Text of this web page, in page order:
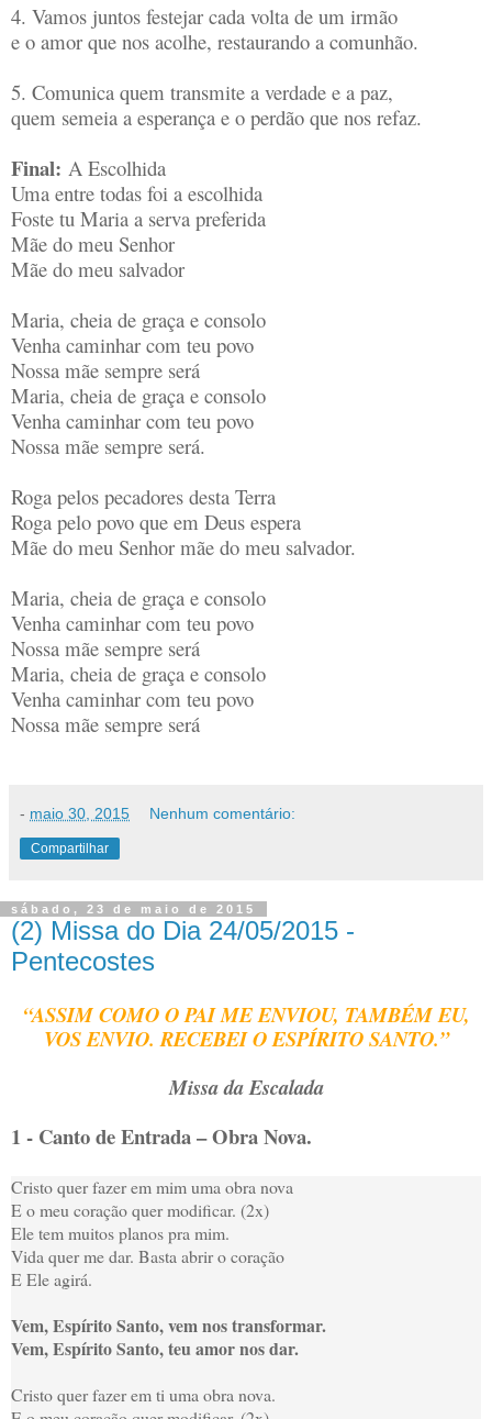
4. Vamos juntos festejar cada volta de um irmão
e o amor que nos acolhe, restaurando a comunhão.
5. Comunica quem transmite a verdade e a paz,
quem semeia a esperança e o perdão que nos refaz.
Final: A Escolhida
Uma entre todas foi a escolhida
Foste tu Maria a serva preferida
Mãe do meu Senhor
Mãe do meu salvador
Maria, cheia de graça e consolo
Venha caminhar com teu povo
Nossa mãe sempre será
Maria, cheia de graça e consolo
Venha caminhar com teu povo
Nossa mãe sempre será.
Roga pelos pecadores desta Terra
Roga pelo povo que em Deus espera
Mãe do meu Senhor mãe do meu salvador.
Maria, cheia de graça e consolo
Venha caminhar com teu povo
Nossa mãe sempre será
Maria, cheia de graça e consolo
Venha caminhar com teu povo
Nossa mãe sempre será
- maio 30, 2015 Nenhum comentário:
Compartilhar
sábado, 23 de maio de 2015
(2) Missa do Dia 24/05/2015 -
Pentecostes
“ASSIM COMO O PAI ME ENVIOU, TAMBÉM EU,
VOS ENVIO. RECEBEI O ESPÍRITO SANTO.”
Missa da Escalada
1 - Canto de Entrada – Obra Nova.
Cristo quer fazer em mim uma obra nova
E o meu coração quer modificar. (2x)
Ele tem muitos planos pra mim.
Vida quer me dar. Basta abrir o coração
E Ele agirá.
Vem, Espírito Santo, vem nos transformar.
Vem, Espírito Santo, teu amor nos dar.
Cristo quer fazer em ti uma obra nova.